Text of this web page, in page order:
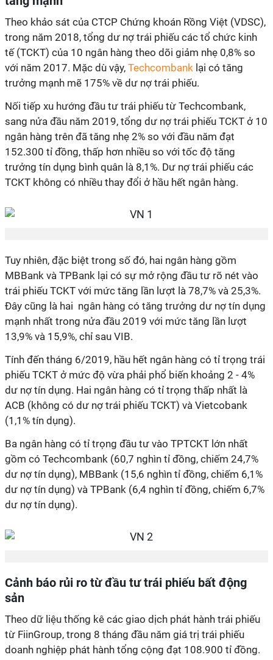
Theo khảo sát của CTCP Chứng khoán Rồng Việt (VDSC),
trong năm 2018, tổng dư nợ trái phiếu các tổ chức kinh
tế (TCKT) của 10 ngân hàng theo dõi giảm nhẹ 0,8% so
với năm 2017. Mặc dù vậy, Techcombank lại có tăng
trưởng mạnh mẽ 175% về dư nợ trái phiếu.
Nối tiếp xu hướng đầu tư trái phiếu từ Techcombank,
sang nửa đầu năm 2019, tổng dư nợ trái phiếu TCKT ở 10
ngân hàng trên đã tăng nhẹ 2% so với đầu năm đạt
152.300 tỉ đồng, thấp hơn nhiều so với tốc độ tăng
trưởng tín dụng bình quân là 8,1%. Dư nợ trái phiếu các
TCKT không có nhiều thay đổi ở hầu hết ngân hàng.
Tuy nhiên, đặc biệt trong số đó, hai ngân hàng gồm
MBBank và TPBank lại có sự mở rộng đầu tư rõ nét vào
trái phiếu TCKT với mức tăng lần lượt là 78,7% và 25,3%.
Đây cũng là hai ngân hàng có tăng trưởng dư nợ tín dụng
mạnh nhất trong nửa đầu 2019 với mức tăng lần lượt
13,9% và 15,9%, chỉ sau VIB.
Tính đến tháng 6/2019, hầu hết ngân hàng có tỉ trọng trái
phiếu TCKT ở mức độ vừa phải phổ biến khoảng 2 - 4%
dư nợ tín dụng. Hai ngân hàng có tỉ trọng thấp nhất là
ACB (không có dư nợ trái phiếu TCKT) và Vietcobank
(1,1% tín dụng).
Ba ngân hàng có tỉ trọng đầu tư vào TPTCKT lớn nhất
gồm có Techcombank (60,7 nghìn tỉ đồng, chiếm 24,7%
dư nợ tín dụng), MBBank (15,6 nghìn tỉ đồng, chiếm 6,1%
dư nợ tín dụng) và TPBank (6,4 nghìn tỉ đồng, chiếm 6,7%
dư nợ tín dụng).
Cảnh báo rủi ro từ đầu tư trái phiếu bất động
sản
Theo dữ liệu thống kê các giao dịch phát hành trái phiếu
từ FiinGroup, trong 8 tháng đầu năm giá trị trái phiếu
doanh nghiệp phát hành tổng cộng đạt 108.900 tỉ đồng.